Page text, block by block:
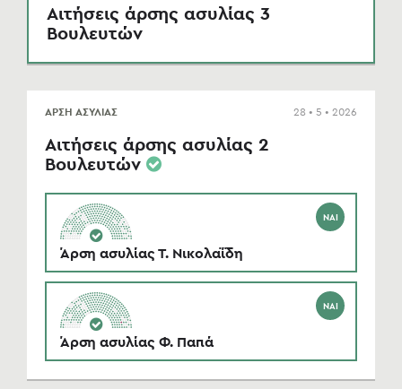
Αιτήσεις άρσης ασυλίας 3
Βουλευτών
ΑΡΣΗ ΑΣΥΛΙΑΣ 28 • 5 • 2026
Αιτήσεις άρσης ασυλίας 2
Βουλευτών
ΝΑΙ
Άρση ασυλίας Τ. Νικολαΐδη
ΝΑΙ
Άρση ασυλίας Φ. Παπά